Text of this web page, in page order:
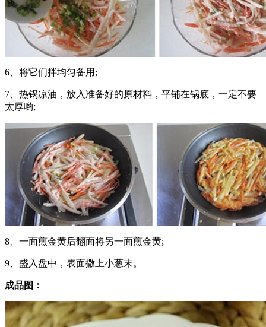
6、将它们拌均匀备用;
7、热锅凉油，放入准备好的原材料，平铺在锅底，一定不要
太厚哟;
8、一面煎金黄后翻面将另一面煎金黄;
9、盛入盘中，表面撒上小葱末。
成品图：